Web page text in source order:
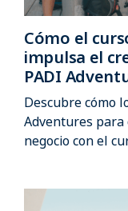
Cómo el
impulsa el
PADI
Descubre cómo
Adventures
negocio con el